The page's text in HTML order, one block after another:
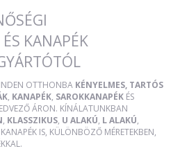
KANAPÉK
OTTHONBA KÉNYELMES, TARTÓS
, KANAPÉK, SAROKKANAPÉK ÉS
ÁRON. KÍNÁLATUNKBAN
, KLASSZIKUS, U ALAKÚ, L ALAKÚ,
KANAPÉK IS, KÜLÖNBÖZŐ MÉRETEKBEN,